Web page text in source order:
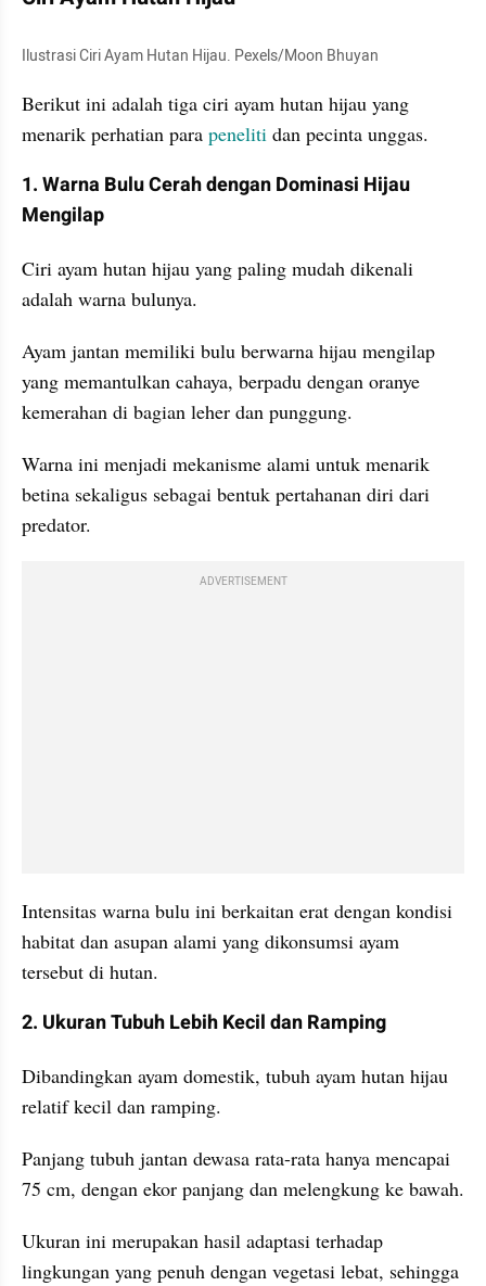
Ilustrasi Ciri Ayam Hutan Hijau. Pexels/Moon Bhuyan
Berikut ini adalah tiga ciri ayam hutan hijau yang
menarik perhatian para peneliti dan pecinta unggas.
1. Warna Bulu Cerah dengan Dominasi Hijau
Mengilap
Ciri ayam hutan hijau yang paling mudah dikenali
adalah warna bulunya.
Ayam jantan memiliki bulu berwarna hijau mengilap
yang memantulkan cahaya, berpadu dengan oranye
kemerahan di bagian leher dan punggung.
Warna ini menjadi mekanisme alami untuk menarik
betina sekaligus sebagai bentuk pertahanan diri dari
predator.
ADVERTISEMENT
Intensitas warna bulu ini berkaitan erat dengan kondisi
habitat dan asupan alami yang dikonsumsi ayam
tersebut di hutan.
2. Ukuran Tubuh Lebih Kecil dan Ramping
Dibandingkan ayam domestik, tubuh ayam hutan hijau
relatif kecil dan ramping.
Panjang tubuh jantan dewasa rata-rata hanya mencapai
Ukuran ini merupakan hasil adaptasi terhadap
lingkungan yang penuh dengan vegetasi lebat, sehingga